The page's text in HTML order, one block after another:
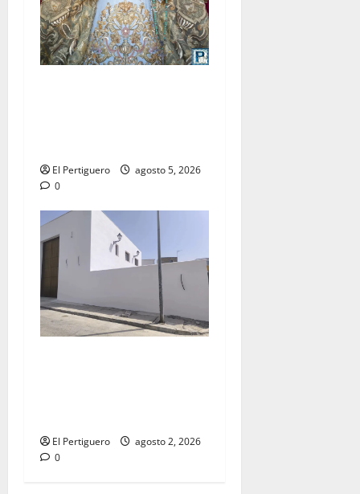
El Pertiguero
agosto 5, 2026
0
El Pertiguero
agosto 2, 2026
0